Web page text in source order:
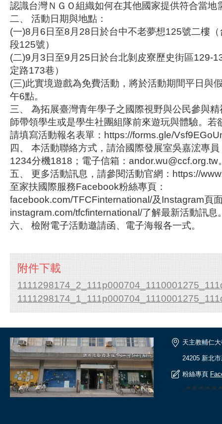
認識台灣ＮＧＯ組織如何在其他國家提供符合當
二、 活動日期與地點：
(一)8月6日至8月28日於台中不老夢想125號二樓
段125號）
(二)9月3日至9月25日於台北剝皮寮歷史街區129-
定路173巷）
(三)此實境遊戲為免費活動，將於活動期間平日與
午6點。
三、 為拓展臺灣青年學子之國際視野與公民參與
師帶領學生或是學生社團組隊前來遊玩與體驗。若
請填寫活動報名表單：https://forms.gle/
四、 本活動聯絡方式，請洽國際發展室吳嘉浤專
1234分機1818；電子信箱：
五、 更多活動訊息，請參閱活動官網：https://
至家扶國際服務Facebook粉絲專頁：
facebook.com/TFCFinternational/及Instagram頁
instagram.com/tfcfinternational/了解最新活動訊息
六、 檢附電子活動邀請函、電子海報各一式。
附件下載
天主教輔仁
24205 新北
粉絲專頁